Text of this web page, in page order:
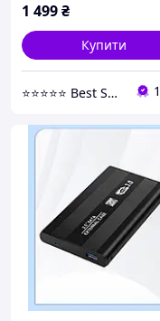
1 499₴
Купити
⭐⭐⭐⭐⭐ Best Shop